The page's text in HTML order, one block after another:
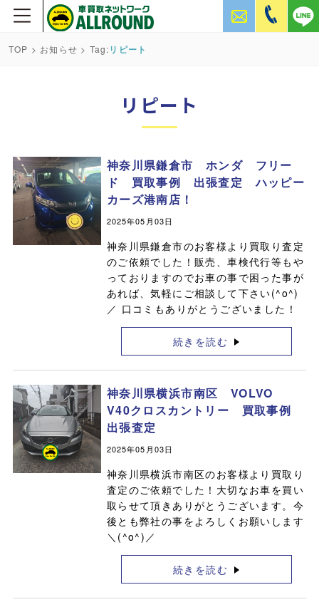
TOP > お知らせ > Tag:リピート
リピート
神奈川県鎌倉市 ホンダ フリー
ド 買取事例 出張査定 ハッピー
カーズ港南店！
2025年05月03日
神奈川県鎌倉市のお客様より買取り査定
のご依頼でした！販売、車検代行等もや
っておりますのでお車の事で困った事が
あれば、気軽にご相談して下さい(^o^)
／ 口コミもありがとうございました！
続きを読む
神奈川県横浜市南区 VOLVO
V40クロスカントリー 買取事例
出張査定
2025年05月03日
神奈川県横浜市南区のお客様より買取り
査定のご依頼でした！大切なお車を買い
取らせて頂きありがとうございます。今
後とも弊社の事をよろしくお願いします
＼(^o^)／
続きを読む